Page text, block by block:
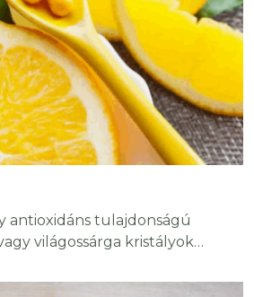
antioxidáns tulajdonságú
világossárga kristályok
C-vitamin. A név eredete: a-